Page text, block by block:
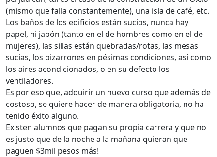
(mismo que falla constantemente), una isla de café, etc.
Los baños de los edificios están sucios, nunca hay
papel, ni jabón (tanto en el de hombres como en el de
mujeres), las sillas están quebradas/rotas, las mesas
sucias, los pizarrones en pésimas condiciones, así como
los aires acondicionados, o en su defecto los
ventiladores.
Es por eso que, adquirir un nuevo curso que además de
costoso, se quiere hacer de manera obligatoria, no ha
tenido éxito alguno.
Existen alumnos que pagan su propia carrera y que no
es justo que de la noche a la mañana quieran que
paguen $3mil pesos más!